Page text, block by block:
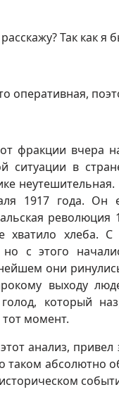
Так как
оперативная,
фракции вчера
ситуации в
1917 года.
хватило хлеба.
но с этого
они
выходу
голод, который
момент.
анализ,
таком абсолютно